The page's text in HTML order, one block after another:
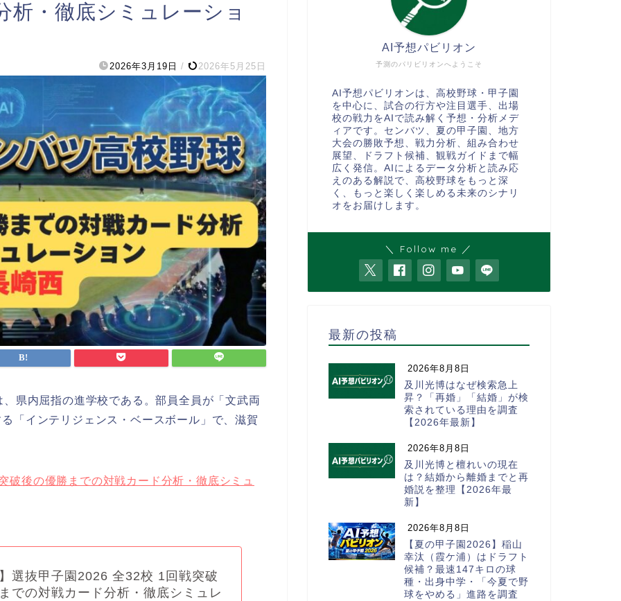
析・徹底シミュレーショ
2026年3月19日 / 2026年5月25日
県内屈指の進学校である。部員全員が「文武両
「インテリジェンス・ベースボール」で、滋賀
後の優勝までの対戦カード分析・徹底シミュ
選抜甲子園2026 全32校 1回戦突破
での対戦カード分析・徹底シミュレ
予測のパリビリオンへようこそ
AI予想パビリオン
AI予想パビリオンは、高校野球・甲子園
を中心に、試合の行方や注目選手、出場
校の戦力をAIで読み解く予想・分析メデ
ィアです。センバツ、夏の甲子園、地方
大会の勝敗予想、戦力分析、組み合わせ
展望、ドラフト候補、観戦ガイドまで幅
広く発信。AIによるデータ分析と読み応
えのある解説で、高校野球をもっと深
く、もっと楽しく楽しめる未来のシナリ
オをお届けします。
＼ Follow me ／
最新の投稿
2026年8月8日
及川光博はなぜ検索急上
昇？「再婚」「結婚」が検
索されている理由を調査
【2026年最新】
2026年8月8日
及川光博と檀れいの現在
は？結婚から離婚までと再
婚説を整理【2026年最
新】
2026年8月8日
【夏の甲子園2026】稲山
幸汰（霞ケ浦）はドラフト
候補？最速147キロの球
種・出身中学・「今夏で野
球をやめる」進路を調査